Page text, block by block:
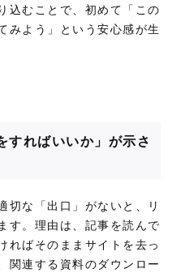
込むことで、初めて「この
みよう」という安心感が生
すればいいか」が示さ
切な「出口」がないと、リ
す。理由は、記事を読んで
ればそのままサイトを去っ
関連する資料のダウンロー